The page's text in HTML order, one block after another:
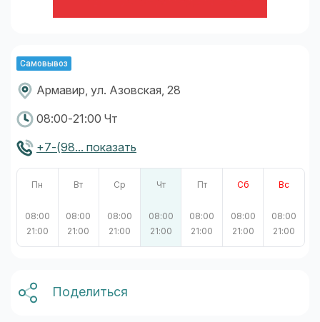
Самовывоз
Армавир, ул. Азовская, 28
08:00-21:00 Чт
+7-(98... показать
Пн
08:00
21:00
Вт
08:00
21:00
Ср
08:00
21:00
Чт
08:00
21:00
Пт
08:00
21:00
Сб
08:00
21:00
Вс
08:00
21:00
Поделиться